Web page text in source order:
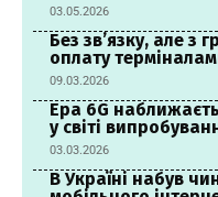
03.05.2026
Без зв’язку, але з
оплату
09.03.2026
Ера 6G
у світі
03.03.2026
В Україні набув